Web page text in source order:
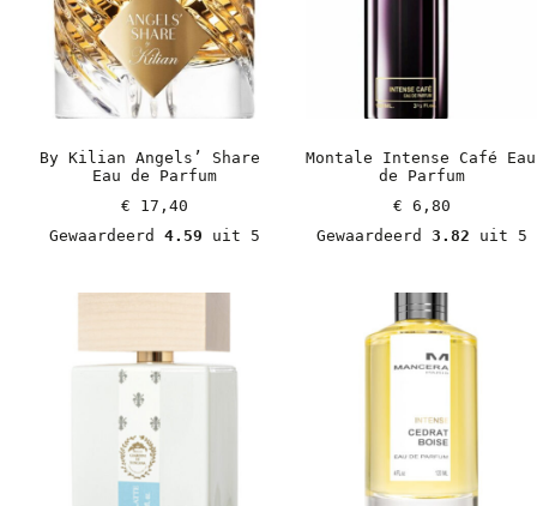
By Kilian Angels’ Share
Eau de Parfum
€ 17,40
Gewaardeerd 4.59 uit 5
Montale Intense Café Eau
de Parfum
€ 6,80
Gewaardeerd 3.82 uit 5